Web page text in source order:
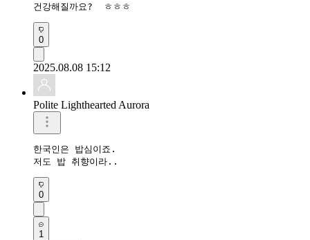
건강해질까요?  ㅎㅎㅎ
0
2025.08.08 15:12
Polite Lighthearted Aurora
한국인은 밥심이죠.
저도 밥 취향이라..
0
1